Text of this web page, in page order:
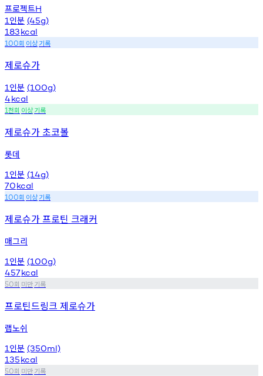
프로젝트H
1 인분 (45g)
183kcal
100회 이상기록
제로슈가
1 인분 (100g)
4kcal
1천회 이상기록
제로슈가 초코볼
롯데
1 인분 (14g)
70kcal
100회 이상기록
제로슈가 프로틴 크래커
매그리
1 인분 (100g)
457kcal
50회 미만기록
프로틴드링크 제로슈가
랩노쉬
1 인분 (350ml)
135kcal
50회 미만기록